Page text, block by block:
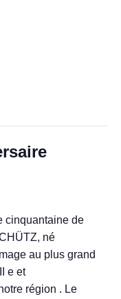
cinquantaine de
né
au plus grand
e et
région . Le